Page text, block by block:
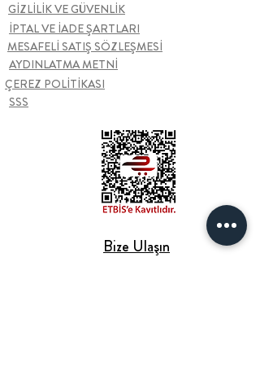
GİZLİLİK VE GÜVENLİK
İPTAL VE İADE ŞARTLARI
MESAFELİ SATIŞ SÖZLEŞMESİ
AYDINLATMA METNİ
ÇEREZ POLİTİKASI
SSS
Bize Ulaşın